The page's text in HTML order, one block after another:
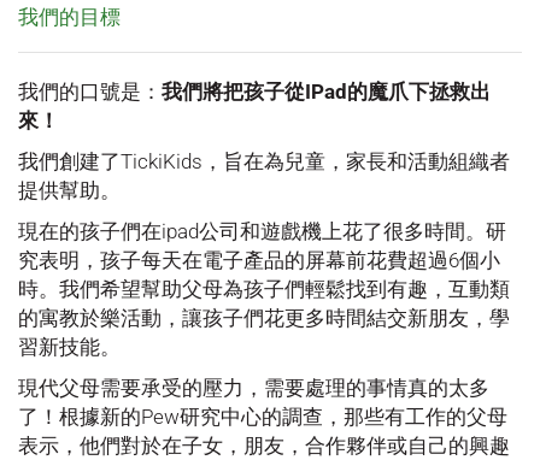
我們的目標
我們的口號是： 我們將把孩子從IPad的魔爪下拯救出
來！
我們創建了TickiKids，旨在為兒童，家長和活動組織者
提供幫助。
現在的孩子們在ipad公司和遊戲機上花了很多時間。研
究表明，孩子每天在電子產品的屏幕前花費超過6個小
時。我們希望幫助父母為孩子們輕鬆找到有趣，互動類
的寓教於樂活動，讓孩子們花更多時間結交新朋友，學
習新技能。
現代父母需要承受的壓力，需要處理的事情真的太多
了！根據新的Pew研究中心的調查，那些有工作的父母
表示，他們對於在子女，朋友，合作夥伴或自己的興趣